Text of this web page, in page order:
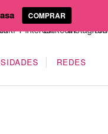
REDES
COMPRAR